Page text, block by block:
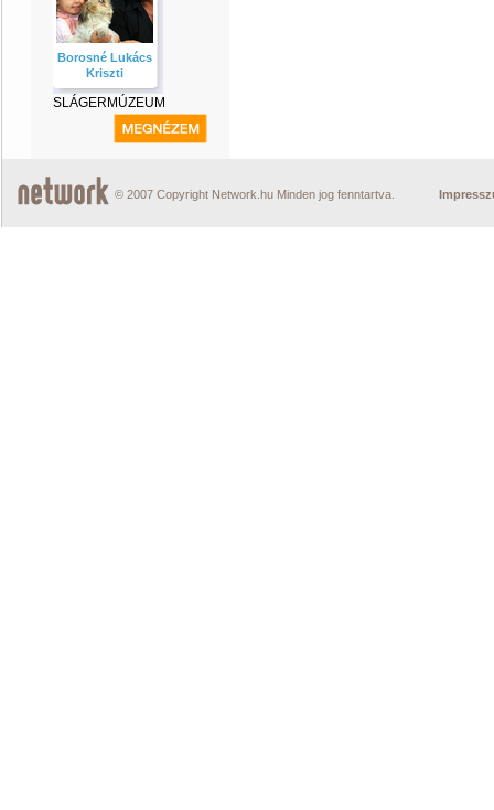
Borosné Lukács
Kriszti
SLÁGERMÚZEUM
© 2007 Copyright Network.hu Minden jog fenntartva.